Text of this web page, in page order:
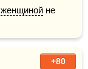
женщиной не
+80